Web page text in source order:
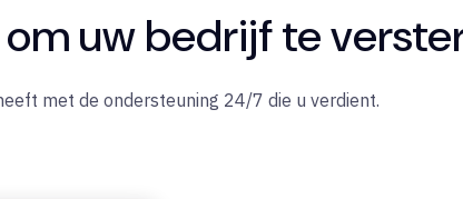
uw bedrijf te
met de ondersteuning 24/7 die u verdient.